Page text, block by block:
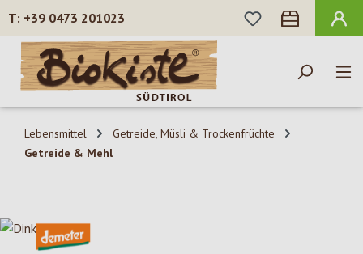
Zum Hauptinhalt springen
+39 0473 201023
DU HAST 0
Lebensmittel
Getreide, Müsli & Trockenfrüchte
Getreide & Mehl
Bildergalerie überspringen